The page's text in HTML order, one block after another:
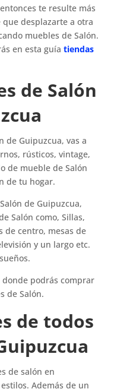
te resulte más
desplazarte a otra
muebles de Salón.
en esta guíatiendas
de Salón
de Guipuzcua, vas a
rústicos, vintage,
de mueble de Salón
de tu hogar.
de Guipuzcua,
Salón como, Sillas,
de centro, mesas de
y un largo etc.
podrás comprar
de Salón.
de todos
de salón en
Además de un